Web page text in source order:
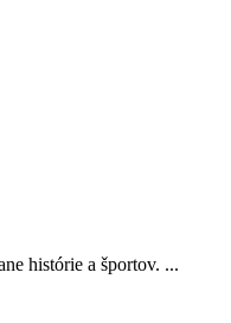
histórie a športov. ...